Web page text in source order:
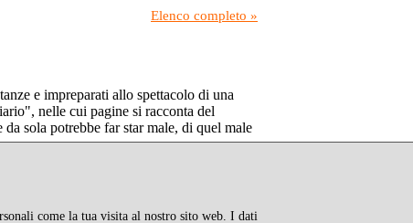
Elenco completo »
e impreparati allo spettacolo di una
nelle cui pagine si racconta del
sola potrebbe far star male, di quel male
come la tua visita al nostro sito web. I dati